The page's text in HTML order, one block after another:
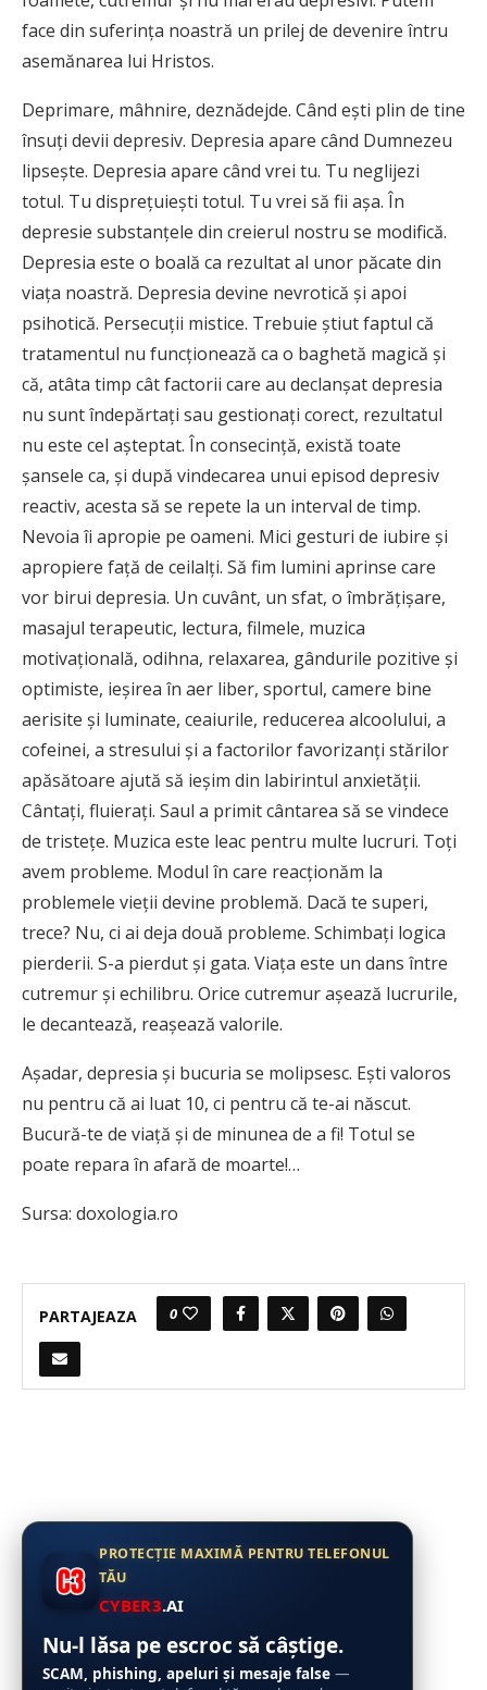
face din suferinţa noastră un prilej de devenire întru
asemănarea lui Hristos.
Deprimare, mâhnire, deznădejde. Când eşti plin de tine
însuţi devii depresiv. Depresia apare când Dumnezeu
lipseşte. Depresia apare când vrei tu. Tu neglijezi
totul. Tu dispreţuieşti totul. Tu vrei să fii aşa. În
depresie substanţele din creierul nostru se modifică.
Depresia este o boală ca rezultat al unor păcate din
viaţa noastră. Depresia devine nevrotică şi apoi
psihotică. Persecuţii mistice. Trebuie ştiut faptul că
tratamentul nu funcţionează ca o baghetă magică şi
că, atâta timp cât factorii care au declanşat depresia
nu sunt îndepărtaţi sau gestionaţi corect, rezultatul
nu este cel aşteptat. În consecinţă, există toate
şansele ca, şi după vindecarea unui episod depresiv
reactiv, acesta să se repete la un interval de timp.
Nevoia îi apropie pe oameni. Mici gesturi de iubire şi
apropiere faţă de ceilalţi. Să fim lumini aprinse care
vor birui depresia. Un cuvânt, un sfat, o îmbrăţişare,
masajul terapeutic, lectura, filmele, muzica
motivaţională, odihna, relaxarea, gândurile pozitive şi
optimiste, ieşirea în aer liber, sportul, camere bine
aerisite şi luminate, ceaiurile, reducerea alcoolului, a
cofeinei, a stresului şi a factorilor favorizanţi stărilor
apăsătoare ajută să ieşim din labirintul anxietăţii.
Cântaţi, fluieraţi. Saul a primit cântarea să se vindece
de tristeţe. Muzica este leac pentru multe lucruri. Toţi
avem probleme. Modul în care reacţionăm la
problemele vieţii devine problemă. Dacă te superi,
trece? Nu, ci ai deja două probleme. Schimbaţi logica
pierderii. S-a pierdut şi gata. Viaţa este un dans între
cutremur şi echilibru. Orice cutremur aşează lucrurile,
le decantează, reaşează valorile.
Aşadar, depresia şi bucuria se molipsesc. Eşti valoros
nu pentru că ai luat 10, ci pentru că te-ai născut.
Bucură-te de viaţă şi de minunea de a fi! Totul se
poate repara în afară de moarte!…
Sursa: doxologia.ro
PARTAJEAZA 0
PROTECȚIE MAXIMĂ PENTRU TELEFONUL
TĂU
CYBER3.AI
Nu-l lăsa pe escroc să câștige.
SCAM, phishing, apeluri și mesaje false —